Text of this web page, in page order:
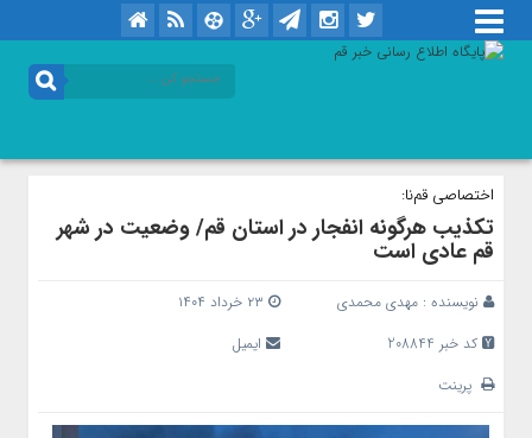
اختصاصی قم‌نا:
تکذیب هرگونه انفجار در استان قم/ وضعیت در شهر
قم عادی است
نویسنده : مهدی محمدی
کد خبر 208844
ایمیل
پرینت